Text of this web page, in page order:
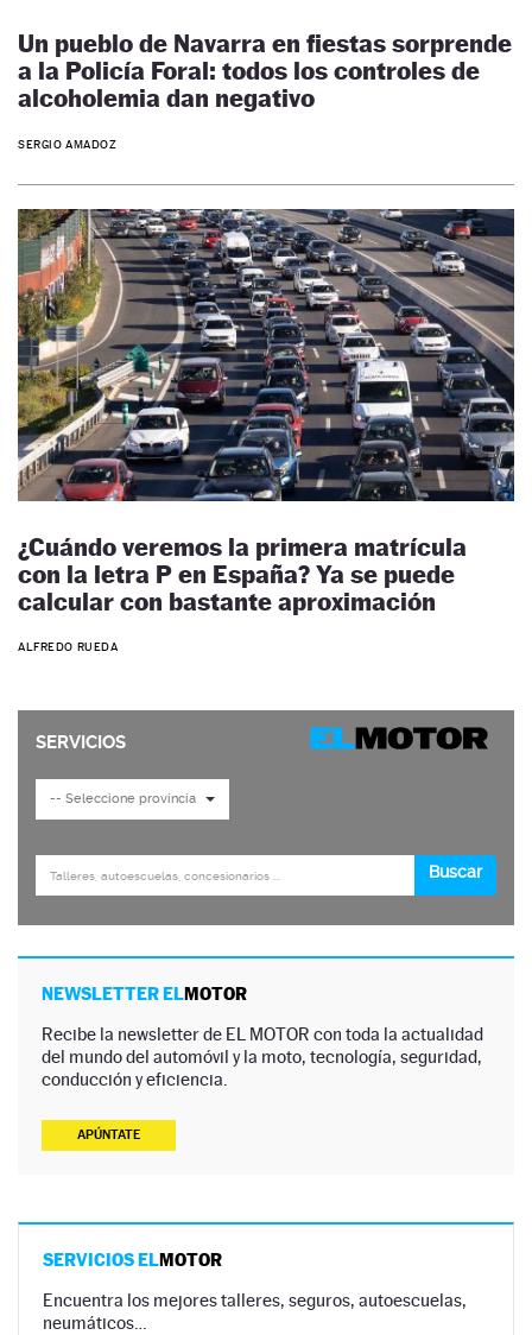
Un pueblo de Navarra en fiestas sorprende
a la Policía Foral: todos los controles de
alcoholemia dan negativo
SERGIO AMADOZ
¿Cuándo veremos la primera matrícula
con la letra P en España? Ya se puede
calcular con bastante aproximación
ALFREDO RUEDA
NEWSLETTER ELMOTOR
Recibe la newsletter de EL MOTOR con toda la actualidad
del mundo del automóvil y la moto, tecnología, seguridad,
conducción y eficiencia.
APÚNTATE
SERVICIOS ELMOTOR
Encuentra los mejores talleres, seguros, autoescuelas,
neumáticos…